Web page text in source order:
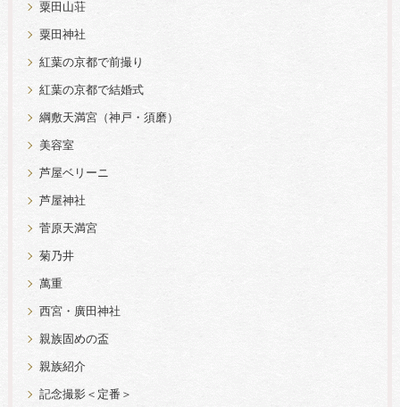
粟田山荘
粟田神社
紅葉の京都で前撮り
紅葉の京都で結婚式
綱敷天満宮（神戸・須磨）
美容室
芦屋ベリーニ
芦屋神社
菅原天満宮
菊乃井
萬重
西宮・廣田神社
親族固めの盃
親族紹介
記念撮影＜定番＞